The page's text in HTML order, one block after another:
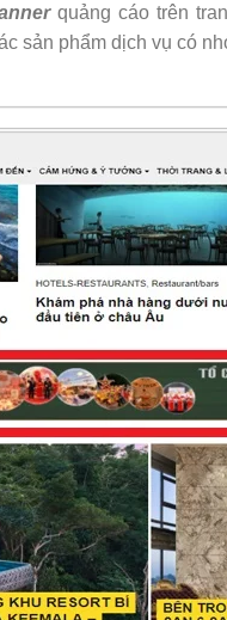
quảng cáo trên
sản phẩm dịch vụ có